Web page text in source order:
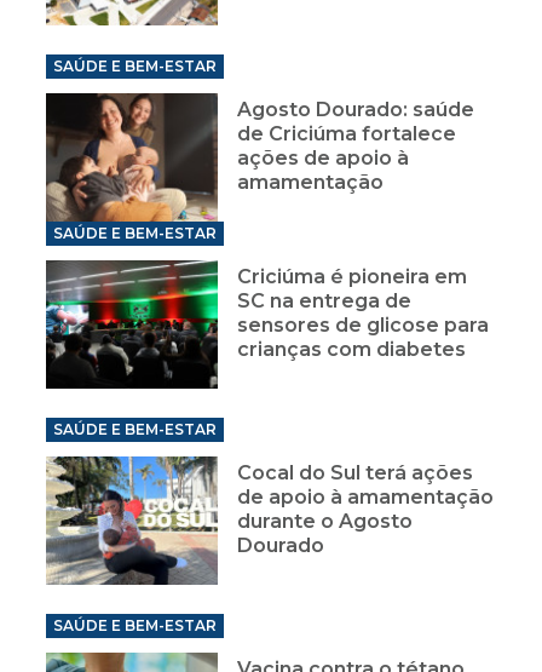
SAÚDE E BEM-ESTAR
Agosto Dourado: saúde
de Criciúma fortalece
ações de apoio à
amamentação
SAÚDE E BEM-ESTAR
Criciúma é pioneira em
SC na entrega de
sensores de glicose para
crianças com diabetes
SAÚDE E BEM-ESTAR
Cocal do Sul terá ações
de apoio à amamentação
durante o Agosto
Dourado
SAÚDE E BEM-ESTAR